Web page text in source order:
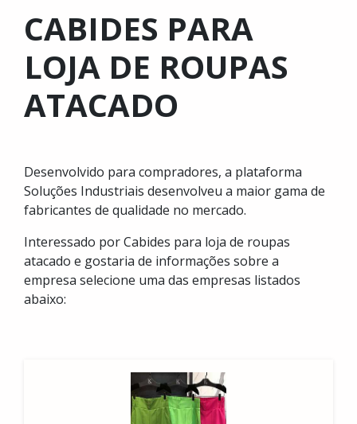
CABIDES PARA
LOJA DE ROUPAS
ATACADO
Desenvolvido para compradores, a plataforma
Soluções Industriais desenvolveu a maior gama de
fabricantes de qualidade no mercado.
Interessado por Cabides para loja de roupas
atacado e gostaria de informações sobre a
empresa selecione uma das empresas listados
abaixo: